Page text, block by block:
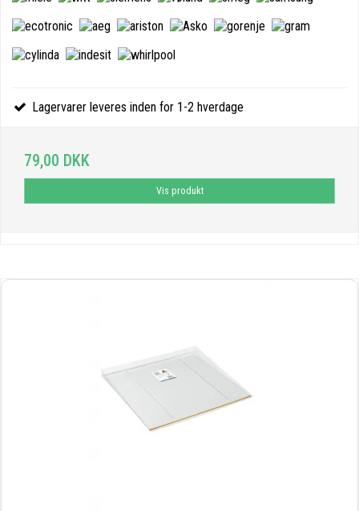
Lagervarer leveres inden for 1-2 hverdage
79,00 DKK
Vis produkt